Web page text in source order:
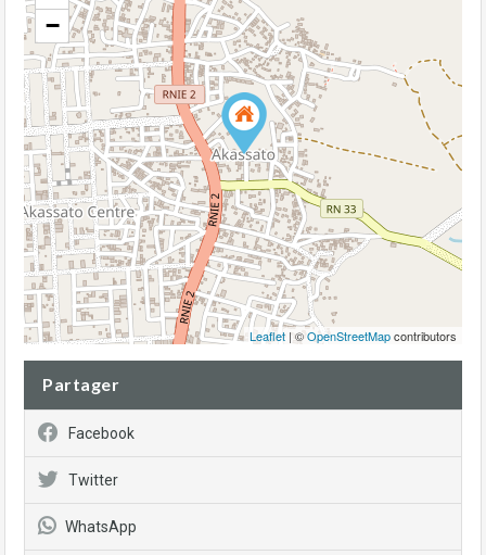
−
Leaflet | ©OpenStreetMapcontributors
Partager
Facebook
Twitter
WhatsApp